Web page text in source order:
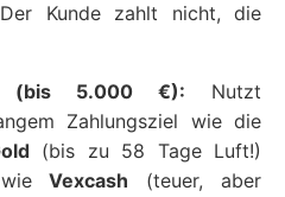
Kunde zahlt nicht, die
(bis 5.000 €): Nutzt
Zahlungsziel wie die
(bis zu 58 Tage Luft!)
wieVexcash (teuer, aber